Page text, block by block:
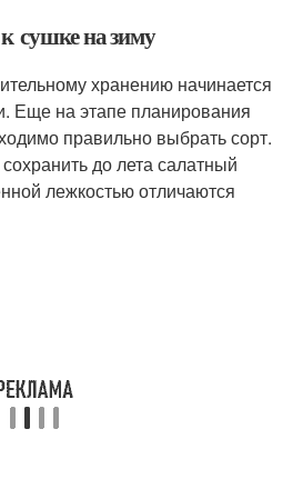
сушке на зиму
хранению начинается
Еще на этапе планирования
правильно выбрать сорт.
до лета салатный
лежкостью отличаются